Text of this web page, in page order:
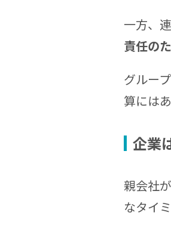
一方、
責任の
グルー
算には
企業
親会社が
なタイ